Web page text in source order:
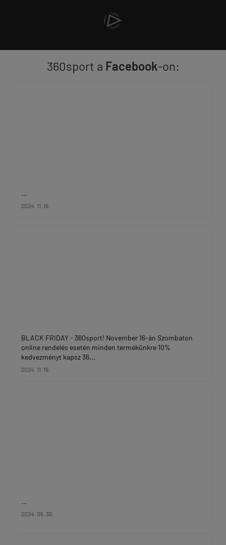
360sport a Facebook-on:
...
2024. 11. 16.
BLACK FRIDAY - 360sport! November 16-án Szombaton
online rendelés esetén minden termékünkre 10%
kedvezményt kapsz 36...
2024. 11. 16.
...
2024. 05. 30.